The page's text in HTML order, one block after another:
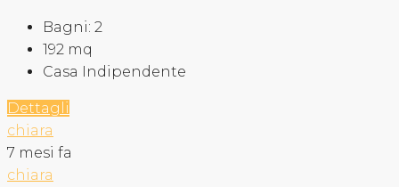
Bagni: 2
192 mq
Casa Indipendente
Dettagli
chiara
7 mesi fa
chiara